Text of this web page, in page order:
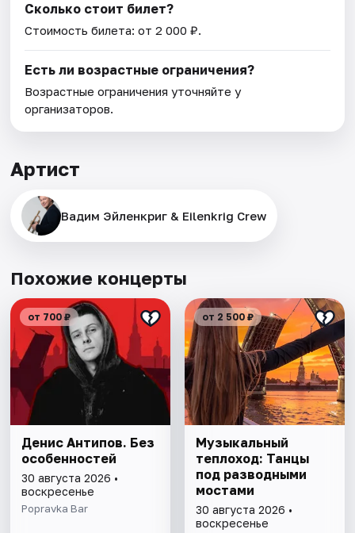
Сколько стоит билет?
Стоимость билета: от 2 000 ₽.
Есть ли возрастные ограничения?
Возрастные ограничения уточняйте у
организаторов.
Артист
Вадим Эйленкриг & Eilenkrig Crew
Похожие концерты
от 700 ₽
Денис Антипов. Без
особенностей
30 августа 2026 •
воскресенье
Popravka Bar
от 2 500 ₽
Музыкальный
теплоход: Танцы
под разводными
мостами
30 августа 2026 •
воскресенье